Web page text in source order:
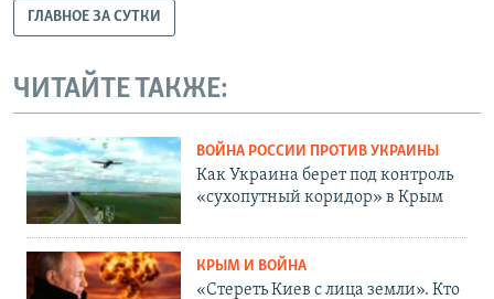
ГЛАВНОЕ ЗА СУТКИ
ЧИТАЙТЕ ТАКЖЕ:
ВОЙНА РОССИИ ПРОТИВ УКРАИНЫ
Как Украина берет под контроль
«сухопутный коридор» в Крым
КРЫМ И ВОЙНА
«Стереть Киев с лица земли». Кто